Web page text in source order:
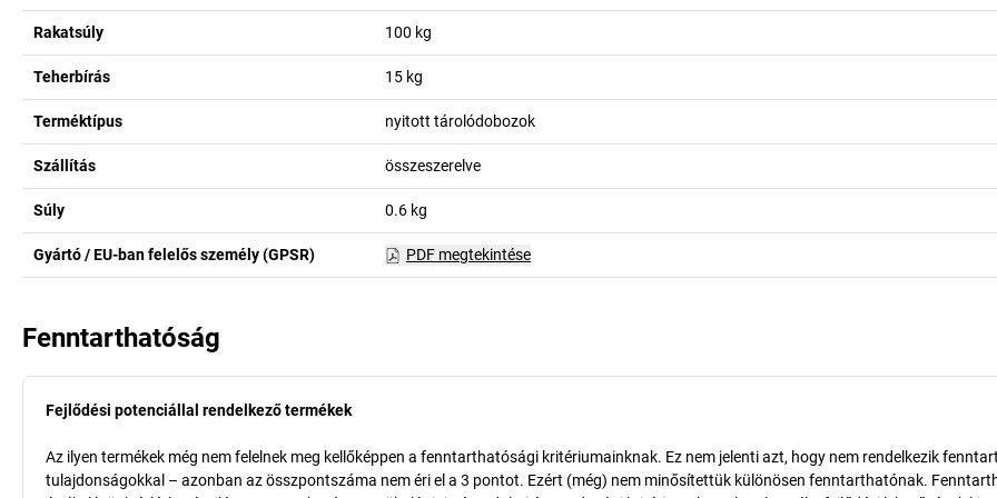
Rakatsúly 100 kg
Teherbírás 15 kg
Terméktípus nyitott tárolódobozok
Szállítás összeszerelve
Súly 0.6 kg
Gyártó / EU-ban felelős személy (GPSR) PDF megtekintése
Fenntarthatóság
Fejlődési potenciállal rendelkező termékek
Az ilyen termékek még nem felelnek meg kellőképpen a fenntarthatósági kritériumainknak. Ez nem jelenti azt, hogy nem rendelkezik
tulajdonságokkal – azonban az összpontszáma nem éri el a 3 pontot. Ezért (még) nem minősítettük különösen fenntarthatónak.